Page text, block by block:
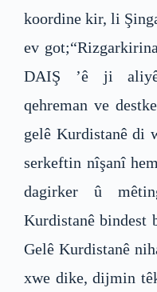
koordine kir, li
ev
DAIŞ ’ê ji aliyê
qehreman ve
gelê Kurdistanê di
serkeftin nîşanî
dagirker û
Kurdistanê bindest
Gelê Kurdistanê
xwe dike, dijmin